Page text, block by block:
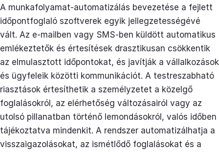
A munkafolyamat-automatizálás bevezetése a fejlett
időpontfoglaló szoftverek egyik jellegzetességévé
vált. Az e-mailben vagy SMS-ben küldött automatikus
emlékeztetők és értesítések drasztikusan csökkentik
az elmulasztott időpontokat, és javítják a vállalkozások
és ügyfeleik közötti kommunikációt. A testreszabható
riasztások értesíthetik a személyzetet a közelgő
foglalásokról, az elérhetőség változásairól vagy az
utolsó pillanatban történő lemondásokról, valós időben
tájékoztatva mindenkit. A rendszer automatizálhatja a
visszaigazolásokat, az ismétlődő foglalásokat és a